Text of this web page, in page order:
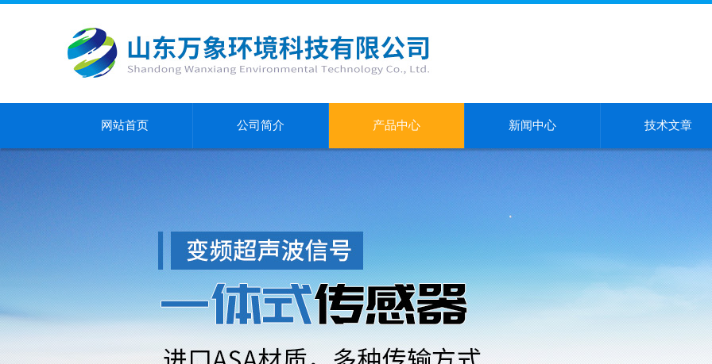
网站首页 公司简介 产品中心 新闻中心 技术文章